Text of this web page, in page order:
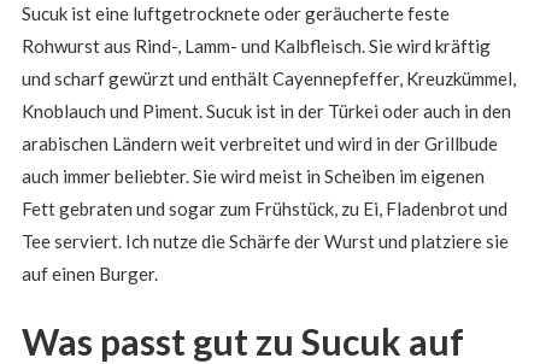
Sucuk ist eine luftgetrocknete oder geräucherte feste
Rohwurst aus Rind-, Lamm- und Kalbfleisch. Sie wird kräftig
und scharf gewürzt und enthält Cayennepfeffer, Kreuzkümmel,
Knoblauch und Piment. Sucuk ist in der Türkei oder auch in den
arabischen Ländern weit verbreitet und wird in der Grillbude
auch immer beliebter. Sie wird meist in Scheiben im eigenen
Fett gebraten und sogar zum Frühstück, zu Ei, Fladenbrot und
Tee serviert. Ich nutze die Schärfe der Wurst und platziere sie
auf einen Burger.
Was passt gut zu Sucuk auf